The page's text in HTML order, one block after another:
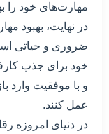
مهارت‌های خود را
در نهایت، بهبود
ضروری و حیاتی
خود برای جذب
و با موفقیت وارد
عمل کنند.
در دنیای امروزه